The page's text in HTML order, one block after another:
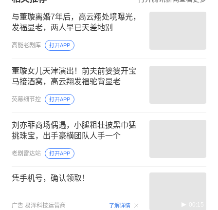
与董璇离婚7年后，高云翔处境曝光，
发福显老，两人早已天差地别
高能老剧库 打开APP
董璇女儿天津演出！前夫前婆婆开宝
马接酒窝，高云翔发福驼背显老
荧幕细节控 打开APP
刘亦菲商场偶遇，小腿粗壮披黑巾猛
挑珠宝，出手豪横团队人手一个
老剧雷达站 打开APP
凭手机号，确认领取！
广告 易泽科技运营商 了解详情 00:15